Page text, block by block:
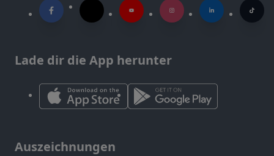
Lade dir die App herunter
Auszeichnungen